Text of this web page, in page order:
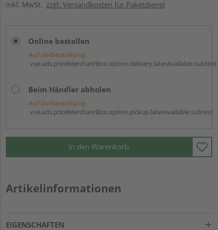
inkl. MwSt. zzgl. Versandkosten für Paketdienst
Online bestellen
Auf Vorbestellung:
vue.ads.priceMerchantBox.option.delivery.laterAvailable.subtext
Beim Händler abholen
Auf Vorbestellung:
vue.ads.priceMerchantBox.option.pickup.laterAvailable.subtext
In den Warenkorb
Artikelinformationen
EIGENSCHAFTEN